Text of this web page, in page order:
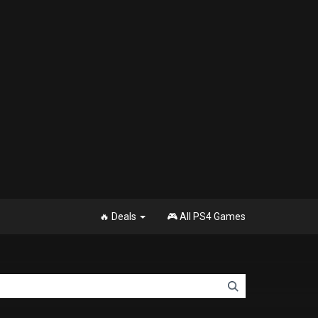
🔥 Deals 🎮 All PS4 Games